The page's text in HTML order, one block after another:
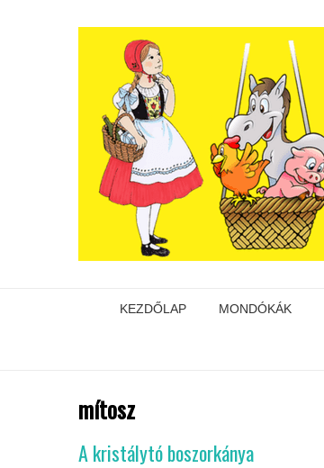
KEZDŐLAP MONDÓKÁK
mítosz
A kristálytó boszorkánya